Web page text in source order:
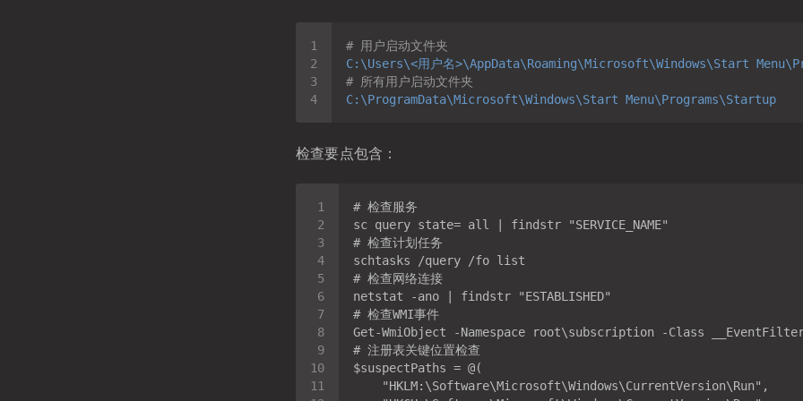
# 用户启动文件夹
C:\Users\<用户名>\AppData\Roaming\Microsoft\Windows\Start
# 所有用户启动文件夹
C:\ProgramData\Microsoft\Windows\Start Menu\Programs\Startup
检查要点包含：